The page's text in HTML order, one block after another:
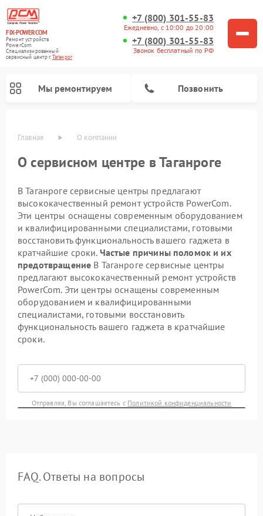
FIX-POWERCOM
Ремонт устройств
PowerCom
Специализированный
cервисный центр г.Таганрог
+7 (800) 301-55-83
Ежедневно, с 10:00 до 20:00
+7 (800) 301-55-83
Звонок бесплатный по РФ
Мы ремонтируем Позвонить
Главная О компании
О сервисном центре в Таганроге
В Таганроге сервисные центры предлагают
высококачественный ремонт устройств PowerCom.
Эти центры оснащены современным оборудованием
и квалифицированными специалистами, готовыми
восстановить функциональность вашего гаджета в
кратчайшие сроки. Частые причины поломок и их
предотвращение В Таганроге сервисные центры
предлагают высококачественный ремонт устройств
PowerCom. Эти центры оснащены современным
оборудованием и квалифицированными
специалистами, готовыми восстановить
функциональность вашего гаджета в кратчайшие
сроки.
Отправляя, Вы соглашаетесь с Политикой конфиденциальности
FAQ. Ответы на вопросы